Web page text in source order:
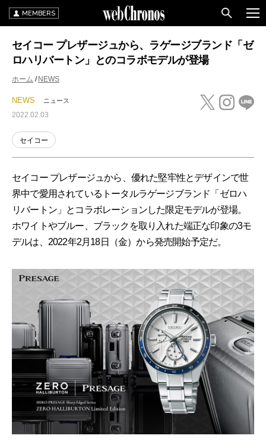
MEMBERS
セイコー プレザージュから、ラゲージブランド「ゼ
ロハリバートン」とのコラボモデルが登場
ホーム NEWS
NEWS ニュース
2022.02.03
セイコー
セイコー プレザージュから、優れた堅牢性とデザインで世
界中で愛用されているトータルラゲージブランド「ゼロハ
リバートン」とコラボレーションした限定モデルが登場。
ホワイトやブルー、ブラックを取り入れた端正な印象の3モ
デルは、2022年2月18日（金）から発売開始予定だ。